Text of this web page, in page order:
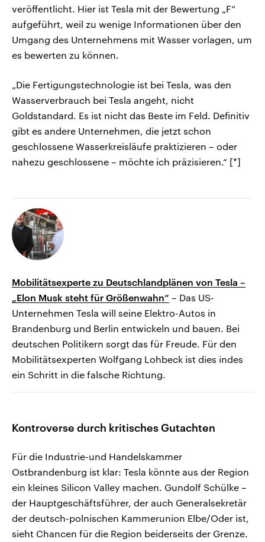
veröffentlicht. Hier ist Tesla mit der Bewertung „F“
aufgeführt, weil zu wenige Informationen über den
Umgang des Unternehmens mit Wasser vorlagen, um
es bewerten zu können.
„Die Fertigungstechnologie ist bei Tesla, was den
Wasserverbrauch bei Tesla angeht, nicht
Goldstandard. Es ist nicht das Beste im Feld. Definitiv
gibt es andere Unternehmen, die jetzt schon
geschlossene Wasserkreisläufe praktizieren – oder
nahezu geschlossene – möchte ich präzisieren.“ [*]
Mobilitätsexperte zu Deutschlandplänen von Tesla –
„Elon Musk steht für Größenwahn“ – Das US-
Unternehmen Tesla will seine Elektro-Autos in
Brandenburg und Berlin entwickeln und bauen. Bei
deutschen Politikern sorgt das für Freude. Für den
Mobilitätsexperten Wolfgang Lohbeck ist dies indes
ein Schritt in die falsche Richtung.
Kontroverse durch kritisches Gutachten
Für die Industrie-und Handelskammer
Ostbrandenburg ist klar: Tesla könnte aus der Region
ein kleines Silicon Valley machen. Gundolf Schülke –
der Hauptgeschäftsführer, der auch Generalsekretär
der deutsch-polnischen Kammerunion Elbe/Oder ist,
sieht Chancen für die Region beiderseits der Grenze.